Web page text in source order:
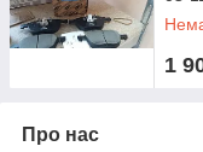
1
Про нас